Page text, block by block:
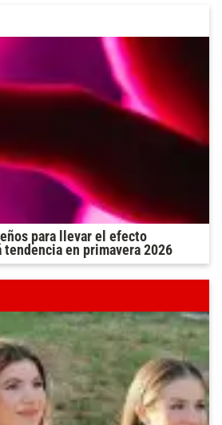
para llevar el efecto
en primavera 2026